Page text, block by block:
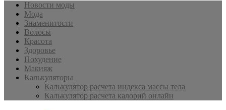
Новости моды
Мода
Знаменитости
Волосы
Красота
Здоровье
Похудение
Макияж
Калькуляторы
Калькулятор расчета индекса массы тела
Калькулятор расчета калорий онлайн